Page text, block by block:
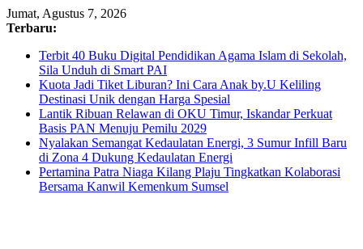
Skip
to
Jumat, Agustus 7, 2026
Terbaru:
Terbit 40 Buku Digital Pendidikan Agama Islam di Sekolah,
Sila Unduh di Smart PAI
Kuota Jadi Tiket Liburan? Ini Cara Anak by.U Keliling
Destinasi Unik dengan Harga Spesial
Lantik Ribuan Relawan di OKU Timur, Iskandar Perkuat
Basis PAN Menuju Pemilu 2029
Nyalakan Semangat Kedaulatan Energi, 3 Sumur Infill Baru
di Zona 4 Dukung Kedaulatan Energi
Pertamina Patra Niaga Kilang Plaju Tingkatkan Kolaborasi
Bersama Kanwil Kemenkum Sumsel